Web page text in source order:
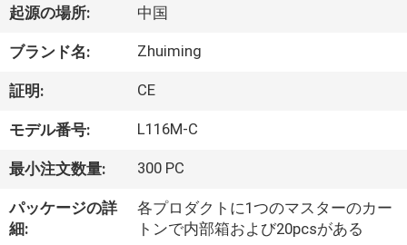
ク
ト
私
達
つ
起源の場所: 中国
ブランド名: Zhuiming
証明: CE
モデル番号: L116M-C
最小注文数量: 300 PC
パッケージの詳
細:
各プロダクトに1つのマスターのカー
トンで内部箱および20pcsがある